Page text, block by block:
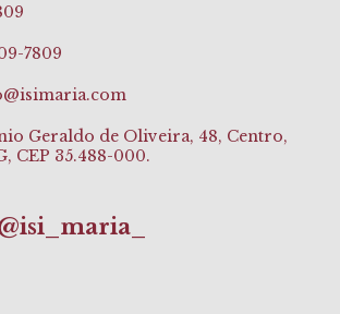
7809
Geraldo de Oliveira, 48, Centro,
CEP 35.488-000.